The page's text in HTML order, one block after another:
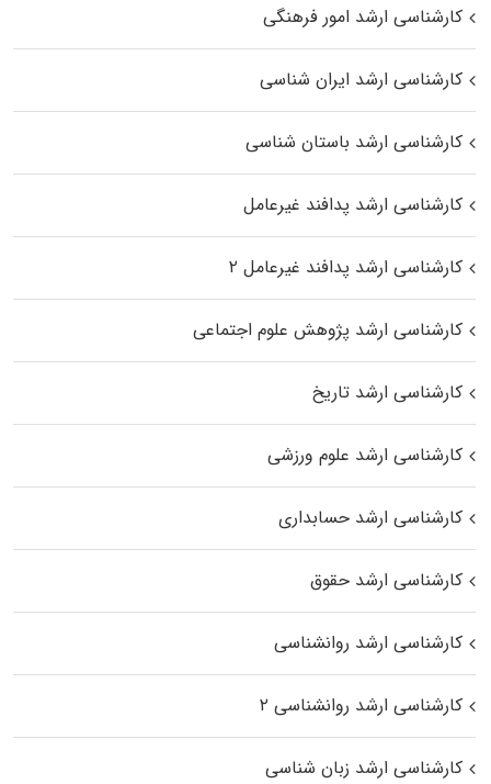
کارشناسی ارشد امور فرهنگی
کارشناسی ارشد ایران شناسی
کارشناسی ارشد باستان شناسی
کارشناسی ارشد پدافند غیرعامل
کارشناسی ارشد پدافند غیرعامل ۲
کارشناسی ارشد پژوهش علوم اجتماعی
کارشناسی ارشد تاریخ
کارشناسی ارشد علوم ورزشی
کارشناسی ارشد حسابداری
کارشناسی ارشد حقوق
کارشناسی ارشد روانشناسی
کارشناسی ارشد روانشناسی ۲
کارشناسی ارشد زبان شناسی